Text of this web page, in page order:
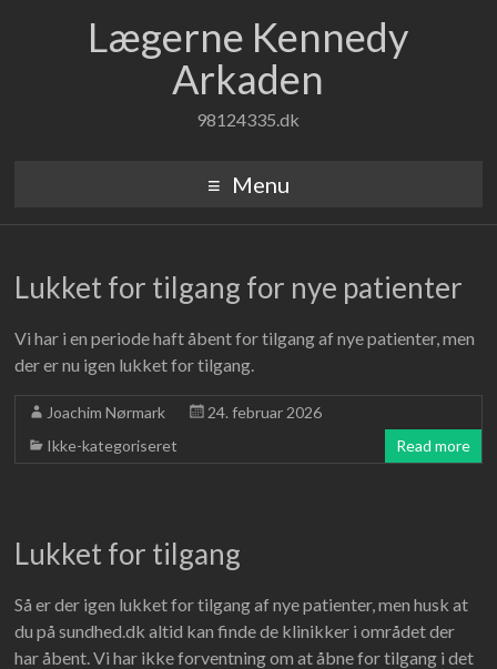
Lægerne Kennedy
Arkaden
98124335.dk
Menu
Lukket for tilgang for nye patienter
Vi har i en periode haft åbent for tilgang af nye patienter, men
der er nu igen lukket for tilgang.
Joachim Nørmark
24. februar 2026
Ikke-kategoriseret
Read more
Lukket for tilgang
Så er der igen lukket for tilgang af nye patienter, men husk at
du på sundhed.dk altid kan finde de klinikker i området der
har åbent. Vi har ikke forventning om at åbne for tilgang i det